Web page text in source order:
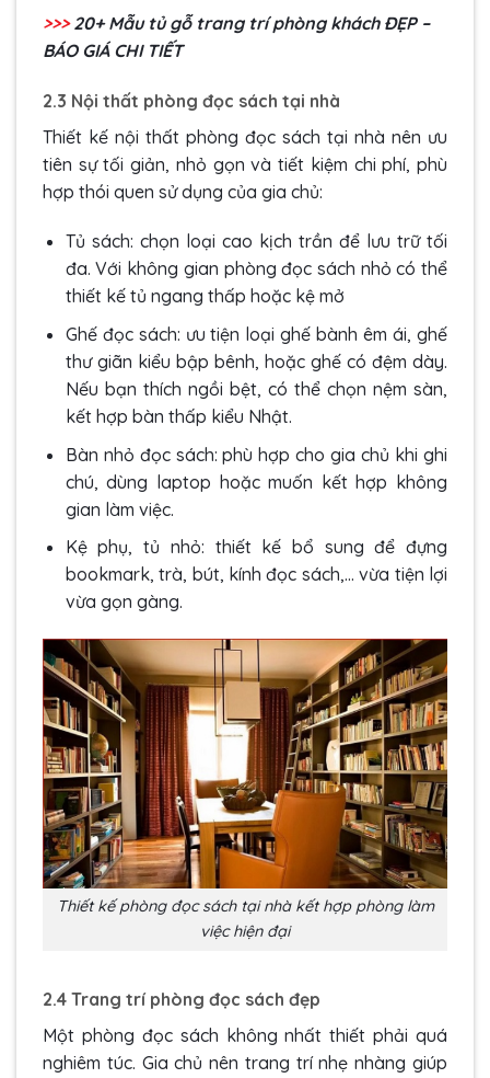
>>>20+ Mẫu tủ gỗ trang trí phòng kháchĐẸP –
BÁO GIÁ CHI TIẾT
2.3 Nội thất phòng đọc sách tại nhà
Thiết kế nội thất phòng đọc sách tại nhà nên ưu
tiên sự tối giản, nhỏ gọn và tiết kiệm chi phí, phù
hợp thói quen sử dụng của gia chủ:
Tủ sách: chọn loại cao kịch trần để lưu trữ tối
đa. Với không gian phòng đọc sách nhỏ có thể
thiết kế tủ ngang thấp hoặc kệ mở
Ghế đọc sách: ưu tiện loại ghế bành êm ái, ghế
thư giãn kiểu bập bênh, hoặc ghế có đệm dày.
Nếu bạn thích ngồi bệt, có thể chọn nệm sàn,
kết hợp bàn thấp kiểu Nhật.
Bàn nhỏ đọc sách: phù hợp cho gia chủ khi ghi
chú, dùng laptop hoặc muốn kết hợp không
gian làm việc.
Kệ phụ, tủ nhỏ: thiết kế bổ sung để đựng
bookmark, trà, bút, kính đọc sách,… vừa tiện lợi
vừa gọn gàng.
Thiết kế phòng đọc sách tại nhà kết hợp phòng làm
việc hiện đại
2.4 Trang trí phòng đọc sách đẹp
Một phòng đọc sách không nhất thiết phải quá
nghiêm túc. Gia chủ nên trang trí nhẹ nhàng giúp